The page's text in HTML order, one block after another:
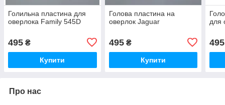
Голильна пластина для
оверлока Family 545D
495 ₴
Купити
Голова пластина на
оверлок Jaguar
495₴
Купити
для
495
Про нас